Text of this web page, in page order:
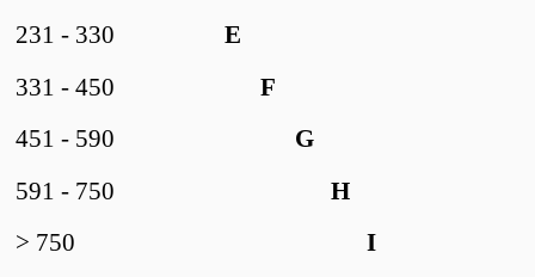
E
231 - 330
F
331 - 450
G
451 - 590
H
591 - 750
I
> 750